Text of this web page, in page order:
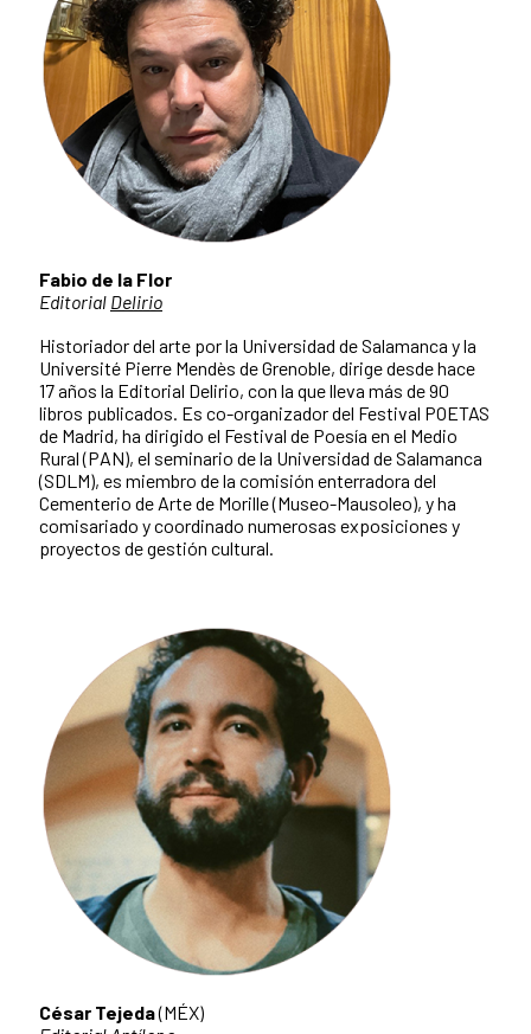
Fabio de la Flor
Editorial Delirio
Historiador del arte por la Universidad de Salamanca y la
Université Pierre Mendès de Grenoble, dirige desde hace
17 años la Editorial Delirio, con la que lleva más de 90
libros publicados. Es co-organizador del Festival POETAS
de Madrid, ha dirigido el Festival de Poesía en el Medio
Rural (PAN), el seminario de la Universidad de Salamanca
(SDLM), es miembro de la comisión enterradora del
Cementerio de Arte de Morille (Museo-Mausoleo), y ha
comisariado y coordinado numerosas exposiciones y
proyectos de gestión cultural.
César Tejeda(MÉX)